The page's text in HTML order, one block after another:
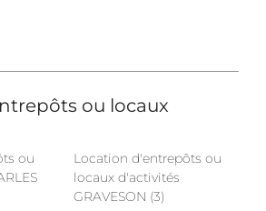
ou locaux
ou
Location d'entrepôts ou
locaux d'activités
GRAVESON (3)